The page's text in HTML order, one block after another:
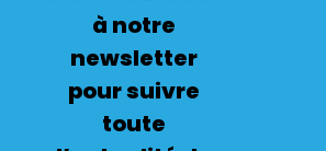
à notre
newsletter
pour suivre
toute